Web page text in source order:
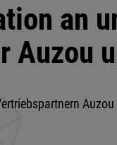
an
Auzou